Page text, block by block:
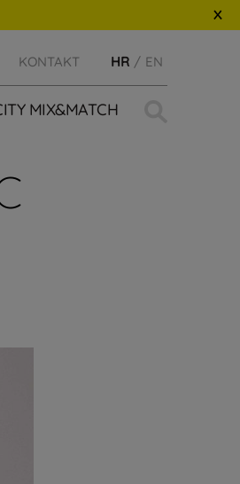
KONTAKT HR EN
MIX&MATCH